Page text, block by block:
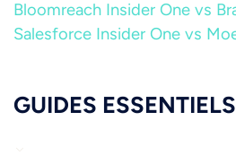
Bloomreach Insider One vs
Salesforce Insider One vs
GUIDES ESSENTIELS